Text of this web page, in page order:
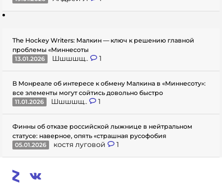
The Hockey Writers: Малкин — ключ к решению главной
проблемы «Миннесоты
13.01.2026
Шшшшщ.. 1
В Монреале об интересе к обмену Малкина в «Миннесоту»:
все элементы могут сойтись довольно быстро
11.01.2026
Шшшшщ.. 1
Финны об отказе российской лыжнице в нейтральном
статусе: наверное, опять «страшная русофобия
05.01.2026
костя луговой 1